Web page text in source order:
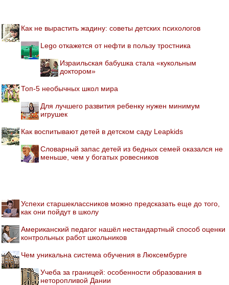
Как не вырастить жадину: советы детских психологов
Lego откажется от нефти в пользу тростника
Израильская бабушка стала «кукольным
доктором»
Топ-5 необычных школ мира
Для лучшего развития ребенку нужен минимум
игрушек
Как воспитывают детей в детском саду Leapkids
Словарный запас детей из бедных семей оказался не
меньше, чем у богатых ровесников
Успехи старшеклассников можно предсказать еще до того,
как они пойдут в школу
Американский педагог нашёл нестандартный способ оценки
контрольных работ школьников
Чем уникальна система обучения в Люксембурге
Учеба за границей: особенности образования в
неторопливой Дании